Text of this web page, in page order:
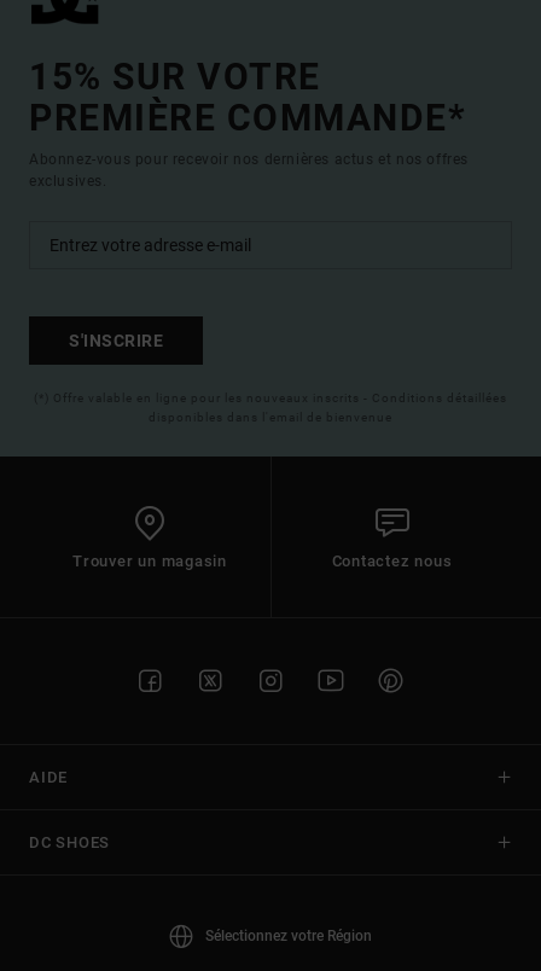
15% SUR VOTRE
PREMIÈRE COMMANDE*
Abonnez-vous pour recevoir nos dernières actus et nos offres
exclusives.
S'INSCRIRE
(*) Offre valable en ligne pour les nouveaux inscrits - Conditions détaillées
disponibles dans l'email de bienvenue
Trouver un magasin Contactez nous
AIDE
DC SHOES
Sélectionnez votre Région